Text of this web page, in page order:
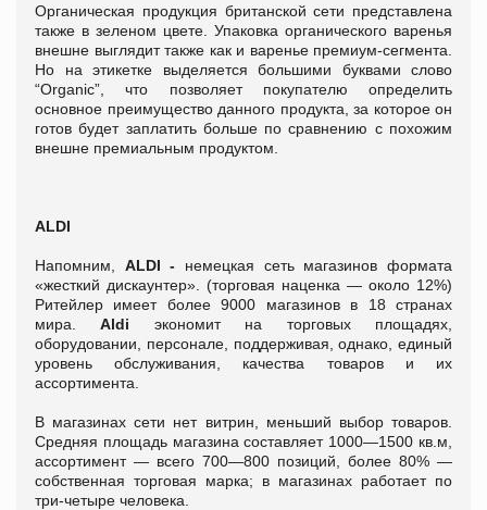
Органическая продукция британской сети представлена
также в зеленом цвете. Упаковка органического варенья
внешне выглядит также как и варенье премиум-сегмента.
Но на этикетке выделяется большими буквами слово
“Organic”, что позволяет покупателю определить
основное преимущество данного продукта, за которое он
готов будет заплатить больше по сравнению с похожим
внешне премиальным продуктом.
ALDI
Напомним, ALDI - немецкая сеть магазинов формата
«жесткий дискаунтер». (торговая наценка — около 12%)
Ритейлер имеет более 9000 магазинов в 18 странах
мира.Aldi экономит на торговых площадях,
оборудовании, персонале, поддерживая, однако, единый
уровень обслуживания, качества товаров и их
ассортимента.
В магазинах сети нет витрин, меньший выбор товаров.
Средняя площадь магазина составляет 1000—1500 кв.м,
ассортимент — всего 700—800 позиций, более 80% —
собственная торговая марка; в магазинах работает по
три-четыре человека.